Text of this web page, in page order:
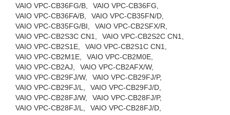
VAIO VPC-CB36FG/B,
VAIO VPC-CB36FG,
VAIO VPC-CB36FA/B,
VAIO VPC-CB35FN/D,
VAIO VPC-CB35FG/BI,
VAIO VPC-CB2SFX/R,
VAIO VPC-CB2S3C CN1,
VAIO VPC-CB2S2C CN1,
VAIO VPC-CB2S1E,
VAIO VPC-CB2S1C CN1,
VAIO VPC-CB2M1E,
VAIO VPC-CB2M0E,
VAIO VPC-CB2AJ,
VAIO VPC-CB2AFX/W,
VAIO VPC-CB29FJ/W,
VAIO VPC-CB29FJ/P,
VAIO VPC-CB29FJ/L,
VAIO VPC-CB29FJ/D,
VAIO VPC-CB28FJ/W,
VAIO VPC-CB28FJ/P,
VAIO VPC-CB28FJ/L,
VAIO VPC-CB28FJ/D,